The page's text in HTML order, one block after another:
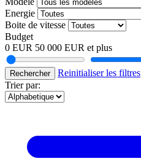
Energie
Boite de vitesse
Budget
0 EUR 50 000 EUR et plus
Rechercher
Reinitialiser les filtres
Trier par: